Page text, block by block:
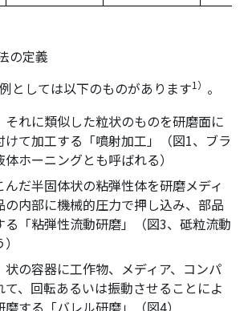
の定義
としては以下のものがあります1） 。
それに類似した粒状のものを研磨面に
けて加工する「噴射加工」（図1、ブラ
ホーニングとも呼ばれる）
だ半固体状の粘弾性体を研磨メディ
の内部に機械的圧力で押し込み、部品
る「粘弾性流動研磨」（図3、砥粒流動
状の容器に工作物、メディア、コンパ
て、回転あるいは振動させることによ
する「バレル研磨」（図4）